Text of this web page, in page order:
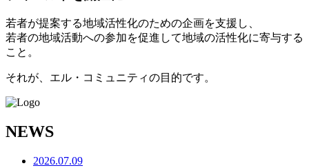
若者が提案する地域活性化のための企画を支援し、
若者の地域活動への参加を促進して地域の活性化に寄与する
こと。
それが、エル・コミュニティの目的です。
NEWS
2026.07.09